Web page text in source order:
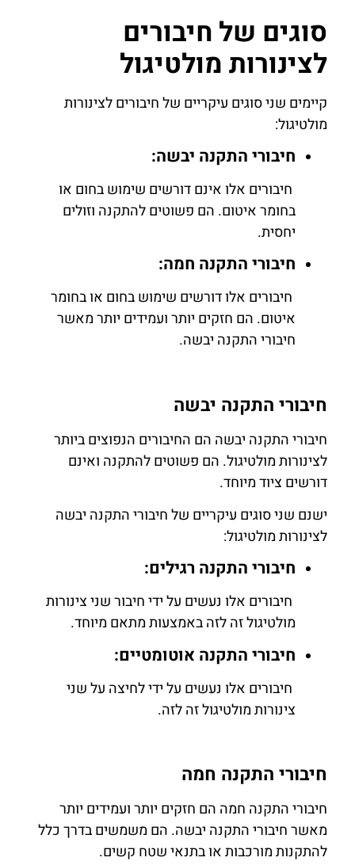
סוגים של חיבורים
לצינורות מולטיגול
קיימים שני סוגים עיקריים של חיבורים לצינורות
מולטיגול:
חיבורי התקנה יבשה:
חיבורים אלו אינם דורשים שימוש בחום או
בחומר איטום. הם פשוטים להתקנה וזולים
יחסית.
חיבורי התקנה חמה:
חיבורים אלו דורשים שימוש בחום או בחומר
איטום. הם חזקים יותר ועמידים יותר מאשר
חיבורי התקנה יבשה.
חיבורי התקנה יבשה
חיבורי התקנה יבשה הם החיבורים הנפוצים ביותר
לצינורות מולטיגול. הם פשוטים להתקנה ואינם
דורשים ציוד מיוחד.
ישנם שני סוגים עיקריים של חיבורי התקנה יבשה
לצינורות מולטיגול:
חיבורי התקנה רגילים:
חיבורים אלו נעשים על ידי חיבור שני צינורות
מולטיגול זה לזה באמצעות מתאם מיוחד.
חיבורי התקנה אוטומטיים:
חיבורים אלו נעשים על ידי לחיצה על שני
צינורות מולטיגול זה לזה.
חיבורי התקנה חמה
חיבורי התקנה חמה הם חזקים יותר ועמידים יותר
מאשר חיבורי התקנה יבשה. הם משמשים בדרך כלל
להתקנות מורכבות או בתנאי שטח קשים.